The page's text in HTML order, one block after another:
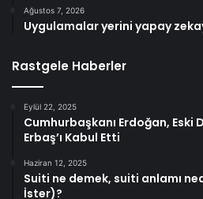
Ağustos 7, 2026
Uygulamalar yerini yapay
Rastgele Haberler
Eylül 22, 2025
Cumhurbaşkanı Erdoğan, Eski
Erbaş’ı Kabul Etti
Haziran 12, 2025
Suiti ne demek, suiti anlamı
İster)?